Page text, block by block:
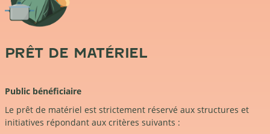
PRÊT DE MATÉRIEL
Public bénéficiaire
Le prêt de matériel est strictement réservé aux structures et
initiatives répondant aux critères suivants :